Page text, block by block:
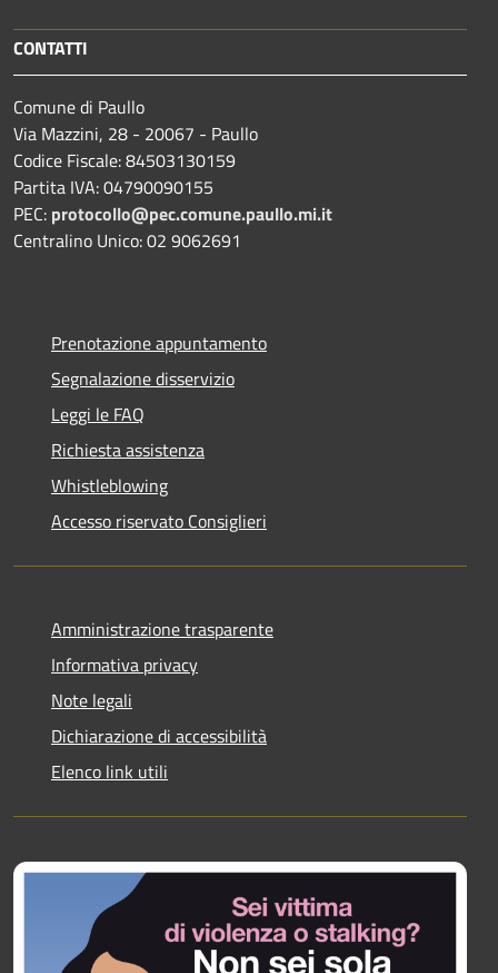
CONTATTI
Comune di Paullo
Via Mazzini, 28 - 20067 - Paullo
Codice Fiscale: 84503130159
Partita IVA: 04790090155
PEC: protocollo@pec.comune.paullo.mi.it
Centralino Unico: 02 9062691
Prenotazione appuntamento
Segnalazione disservizio
Leggi le FAQ
Richiesta assistenza
Whistleblowing
Accesso riservato Consiglieri
Amministrazione trasparente
Informativa privacy
Note legali
Dichiarazione di accessibilità
Elenco link utili